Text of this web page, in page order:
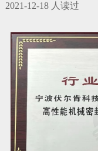
2021-12-18 人读过